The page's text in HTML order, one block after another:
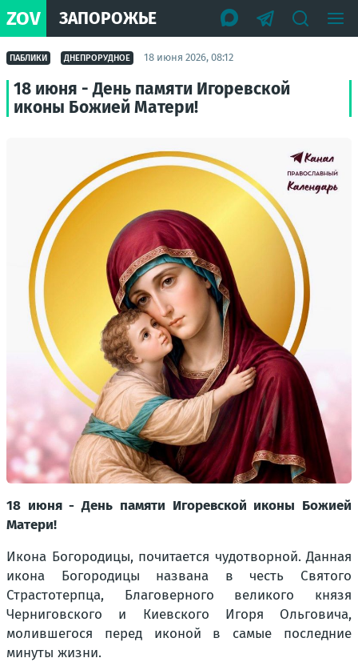
ZOV ЗАПОРОЖЬЕ
ПАБЛИКИ ДНЕПРОРУДНОЕ 18 июня 2026, 08:12
18 июня - День памяти Игоревской
иконы Божией Матери!
18 июня - День памяти Игоревской иконы Божией
Матери!
Икона Богородицы, почитается чудотворной. Данная
икона Богородицы названа в честь Святого
Страстотерпца, Благоверного великого князя
Черниговского и Киевского Игоря Ольговича,
молившегося перед иконой в самые последние
минуты жизни.